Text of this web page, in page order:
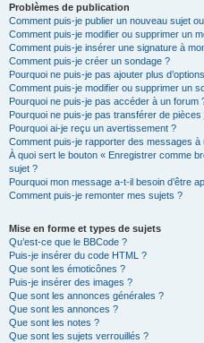
Problèmes de publication
Comment puis-je publier un nouveau sujet
Comment puis-je modifier ou supprimer un
Comment puis-je insérer une signature à
Comment puis-je créer un sondage ?
Pourquoi ne puis-je pas ajouter plus
Comment puis-je modifier ou supprimer un
Pourquoi ne puis-je pas accéder à un forum
Pourquoi ne puis-je pas transférer de pièces
Pourquoi ai-je reçu un avertissement ?
Comment puis-je rapporter des messages à
À quoi sert le bouton « Enregistrer comme
sujet ?
Pourquoi mon message a-t-il besoin d’être
Comment puis-je remonter mes sujets ?
Mise en forme et types de sujets
Qu’est-ce que le BBCode ?
Puis-je insérer du code HTML ?
Que sont les émoticônes ?
Puis-je insérer des images ?
Que sont les annonces générales ?
Que sont les annonces ?
Que sont les notes ?
Que sont les sujets verrouillés ?